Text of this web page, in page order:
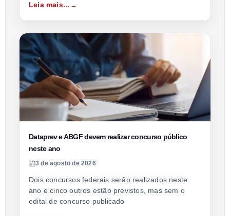
Leia mais...
Dataprev e ABGF devem realizar concurso público
neste ano
3 de agosto de 2026
Dois concursos federais serão realizados neste
ano e cinco outros estão previstos, mas sem o
edital de concurso publicado